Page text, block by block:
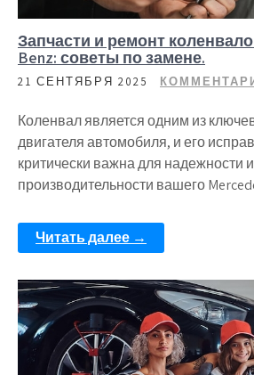
Запчасти и ремонт
Benz: советы по замене.
21 СЕНТЯБРЯ 2025
Коленвал является одним из
двигателя автомобиля, и его
критически важна для надежности и
производительности вашего
Читать далее →